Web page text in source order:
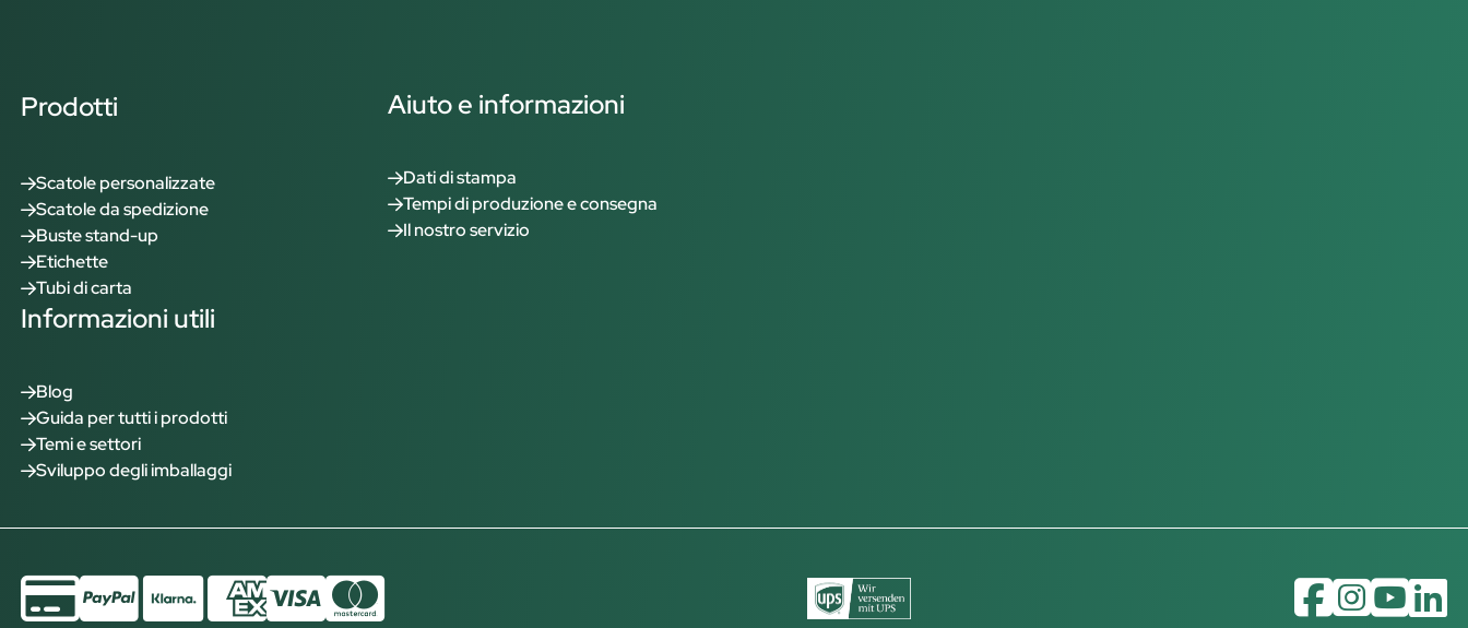
Prodotti
Scatole personalizzate
Scatole da spedizione
Buste stand-up
Etichette
Tubi di carta
Informazioni utili
Blog
Guida per tutti i prodotti
Temi e settori
Sviluppo degli imballaggi
Aiuto e informazioni
Dati di stampa
Tempi di produzione e consegna
Il nostro servizio